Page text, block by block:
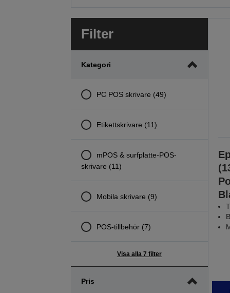
föregående
Filter
Kategori
PC POS skrivare (49)
Etikettskrivare (11)
mPOS & surfplatte-POS-
skrivare (11)
Mobila skrivare (9)
POS-tillbehör (7)
Visa alla 7 filter
Pris